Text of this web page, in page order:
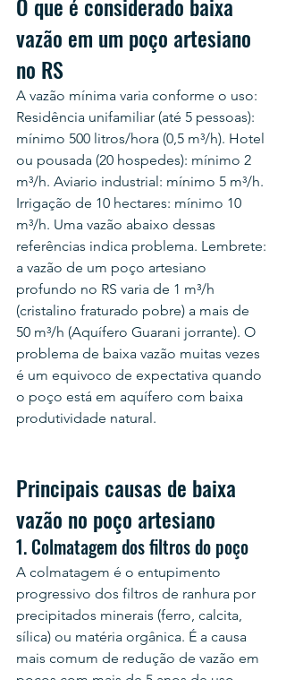
vazão em um poço artesiano
no RS
A vazão mínima varia conforme o uso:
Residência unifamiliar (até 5 pessoas):
mínimo 500 litros/hora (0,5 m³/h). Hotel
ou pousada (20 hospedes): mínimo 2
m³/h. Aviario industrial: mínimo 5 m³/h.
Irrigação de 10 hectares: mínimo 10
m³/h. Uma vazão abaixo dessas
referências indica problema. Lembrete:
a vazão de um poço artesiano
profundo no RS varia de 1 m³/h
(cristalino fraturado pobre) a mais de
50 m³/h (Aquífero Guarani jorrante). O
problema de baixa vazão muitas vezes
é um equivoco de expectativa quando
o poço está em aquífero com baixa
produtividade natural.
Principais causas de baixa
vazão no poço artesiano
1. Colmatagem dos filtros do poço
A colmatagem é o entupimento
progressivo dos filtros de ranhura por
precipitados minerais (ferro, calcita,
sílica) ou matéria orgânica. É a causa
mais comum de redução de vazão em